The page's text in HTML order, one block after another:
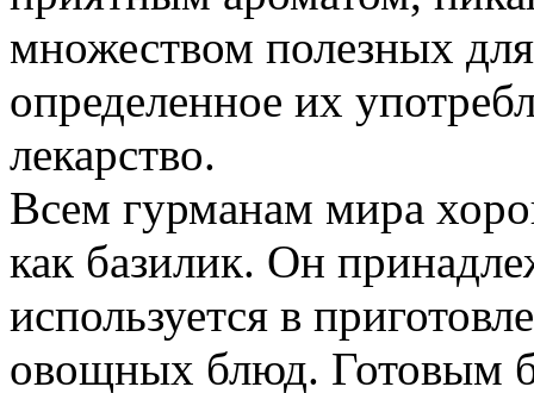
множеством полезных
определенное их
лекарство.
Всем гурманам мира
как базилик. Он
используется в
овощных блюд. Готовым